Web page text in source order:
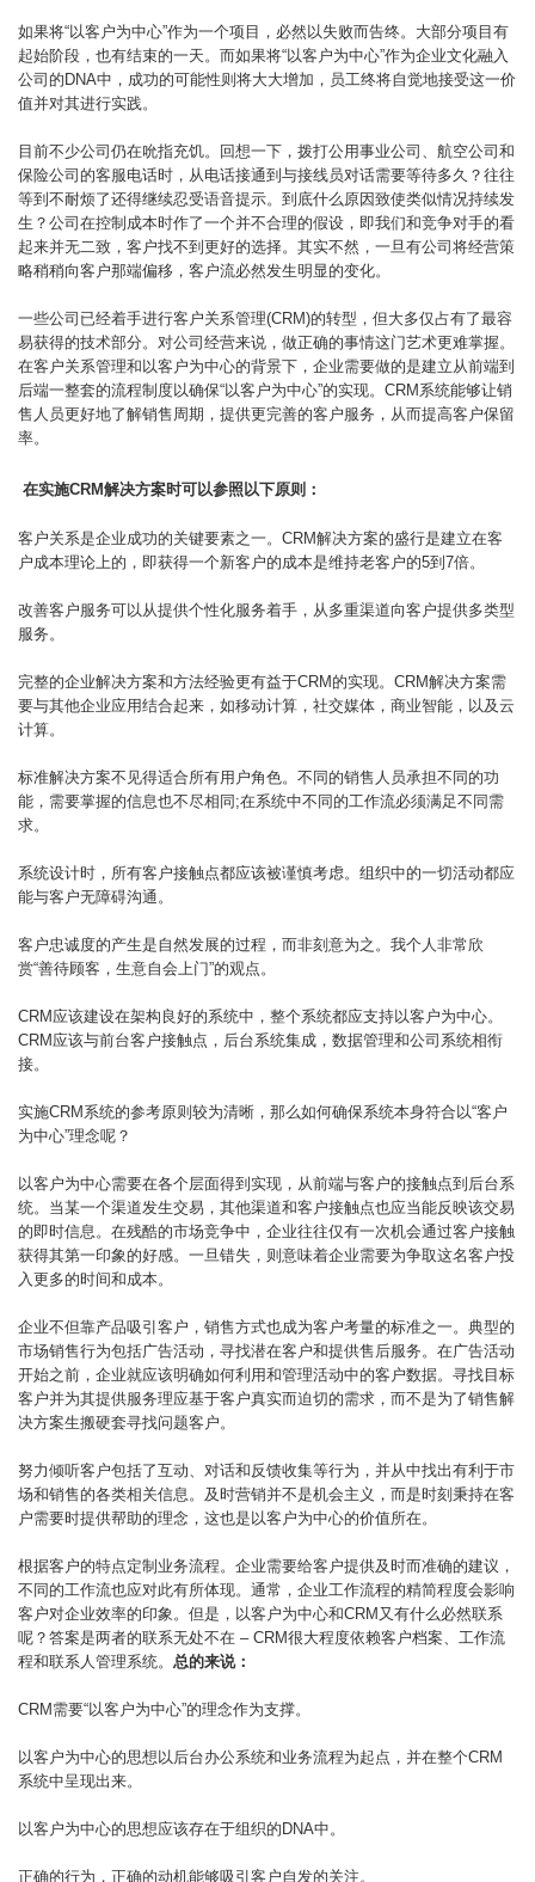
如果将“以客户为中心”作为一个项目，必然以失败而告终。大部分项目有
起始阶段，也有结束的一天。而如果将“以客户为中心”作为企业文化融入
公司的DNA中，成功的可能性则将大大增加，员工终将自觉地接受这一价
值并对其进行实践。
目前不少公司仍在吮指充饥。回想一下，拨打公用事业公司、航空公司和
保险公司的客服电话时，从电话接通到与接线员对话需要等待多久？往往
等到不耐烦了还得继续忍受语音提示。到底什么原因致使类似情况持续发
生？公司在控制成本时作了一个并不合理的假设，即我们和竞争对手的看
起来并无二致，客户找不到更好的选择。其实不然，一旦有公司将经营策
略稍稍向客户那端偏移，客户流必然发生明显的变化。
一些公司已经着手进行客户关系管理(CRM)的转型，但大多仅占有了最容
易获得的技术部分。对公司经营来说，做正确的事情这门艺术更难掌握。
在客户关系管理和以客户为中心的背景下，企业需要做的是建立从前端到
后端一整套的流程制度以确保“以客户为中心”的实现。CRM系统能够让销
售人员更好地了解销售周期，提供更完善的客户服务，从而提高客户保留
率。
在实施CRM解决方案时可以参照以下原则：
客户关系是企业成功的关键要素之一。CRM解决方案的盛行是建立在客
户成本理论上的，即获得一个新客户的成本是维持老客户的5到7倍。
改善客户服务可以从提供个性化服务着手，从多重渠道向客户提供多类型
服务。
完整的企业解决方案和方法经验更有益于CRM的实现。CRM解决方案需
要与其他企业应用结合起来，如移动计算，社交媒体，商业智能，以及云
计算。
标准解决方案不见得适合所有用户角色。不同的销售人员承担不同的功
能，需要掌握的信息也不尽相同;在系统中不同的工作流必须满足不同需
求。
系统设计时，所有客户接触点都应该被谨慎考虑。组织中的一切活动都应
能与客户无障碍沟通。
客户忠诚度的产生是自然发展的过程，而非刻意为之。我个人非常欣
赏“善待顾客，生意自会上门”的观点。
CRM应该建设在架构良好的系统中，整个系统都应支持以客户为中心。
CRM应该与前台客户接触点，后台系统集成，数据管理和公司系统相衔
接。
实施CRM系统的参考原则较为清晰，那么如何确保系统本身符合以“客户
为中心”理念呢？
以客户为中心需要在各个层面得到实现，从前端与客户的接触点到后台系
统。当某一个渠道发生交易，其他渠道和客户接触点也应当能反映该交易
的即时信息。在残酷的市场竞争中，企业往往仅有一次机会通过客户接触
获得其第一印象的好感。一旦错失，则意味着企业需要为争取这名客户投
入更多的时间和成本。
企业不但靠产品吸引客户，销售方式也成为客户考量的标准之一。典型的
市场销售行为包括广告活动，寻找潜在客户和提供售后服务。在广告活动
开始之前，企业就应该明确如何利用和管理活动中的客户数据。寻找目标
客户并为其提供服务理应基于客户真实而迫切的需求，而不是为了销售解
决方案生搬硬套寻找问题客户。
努力倾听客户包括了互动、对话和反馈收集等行为，并从中找出有利于市
场和销售的各类相关信息。及时营销并不是机会主义，而是时刻秉持在客
户需要时提供帮助的理念，这也是以客户为中心的价值所在。
根据客户的特点定制业务流程。企业需要给客户提供及时而准确的建议，
不同的工作流也应对此有所体现。通常，企业工作流程的精简程度会影响
客户对企业效率的印象。但是，以客户为中心和CRM又有什么必然联系
呢？答案是两者的联系无处不在 – CRM很大程度依赖客户档案、工作流
程和联系人管理系统。 总的来说：
CRM需要“以客户为中心”的理念作为支撑。
以客户为中心的思想以后台办公系统和业务流程为起点，并在整个CRM
系统中呈现出来。
以客户为中心的思想应该存在于组织的DNA中。
正确的行为，正确的动机能够吸引客户自发的关注。